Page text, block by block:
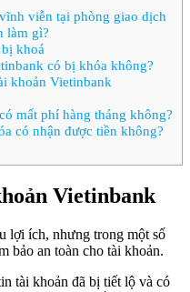
viễn tại phòng giao dịch
làm gì?
khoá
có bị khóa không?
khoản Vietinbank
mất phí hàng tháng không?
có nhận được tiền không?
Vietinbank
lợi ích, nhưng trong một số
bảo an toàn cho tài khoản.
tài khoản đã bị tiết lộ và có